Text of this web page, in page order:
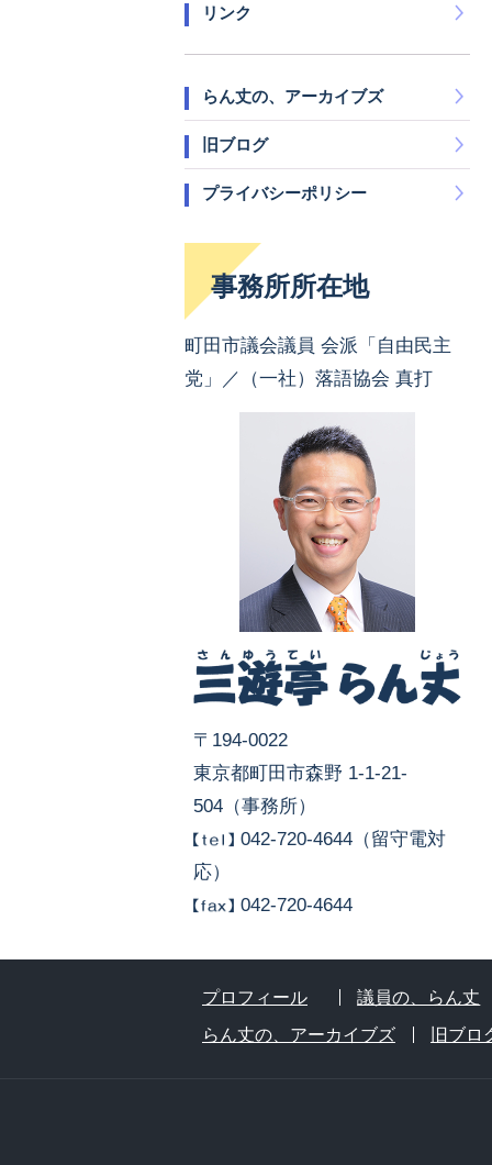
リンク
らん丈の、アーカイブズ
旧ブログ
プライバシーポリシー
事務所所在地
町田市議会議員 会派「自由民主
党」／（一社）落語協会 真打
〒194-0022
東京都町田市森野 1-1-21-
504（事務所）
042-720-4644（留守電対
応）
042-720-4644
プロフィール
議員の、らん丈
らん丈の、アーカイブズ
旧ブロ